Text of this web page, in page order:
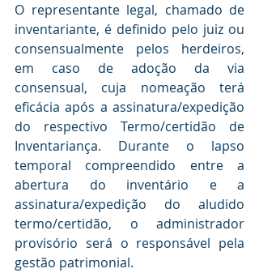
O representante legal, chamado de
inventariante, é definido pelo juiz ou
consensualmente pelos herdeiros,
em caso de adoção da via
consensual, cuja nomeação terá
eficácia após a assinatura/expedição
do respectivo Termo/certidão de
Inventariança. Durante o lapso
temporal compreendido entre a
abertura do inventário e a
assinatura/expedição do aludido
termo/certidão, o administrador
provisório será o responsável pela
gestão patrimonial.